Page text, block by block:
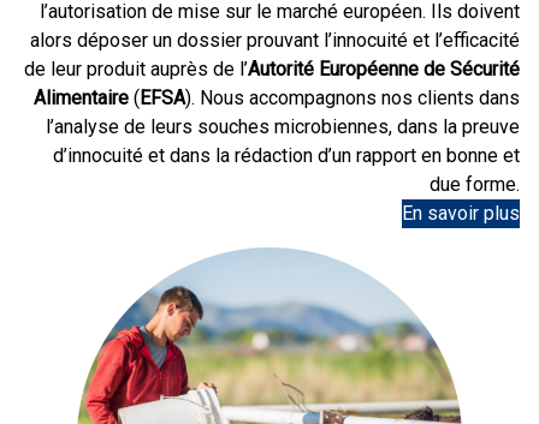
l’autorisation de mise sur le marché européen. Ils doivent
alors déposer un dossier prouvant l’innocuité et l’efficacité
de leur produit auprès de l’Autorité Européenne de Sécurité
Alimentaire ( EFSA). Nous accompagnons nos clients dans
l’analyse de leurs souches microbiennes, dans la preuve
d’innocuité et dans la rédaction d’un rapport en bonne et
due forme.
En savoir plus